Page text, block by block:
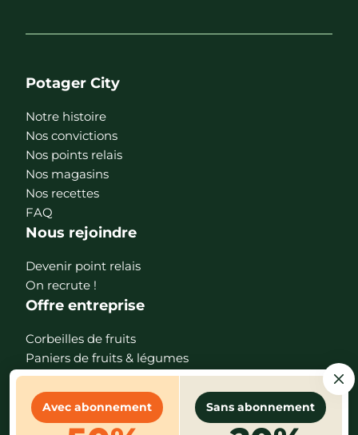
Avec abonnement Sans abonnement
Potager City
Notre histoire
Nos convictions
Nos points relais
Nos magasins
Nos recettes
FAQ
Nous rejoindre
Devenir point relais
On recrute !
Offre entreprise
Corbeilles de fruits
Paniers de fruits & légumes
Téléchargez l'app